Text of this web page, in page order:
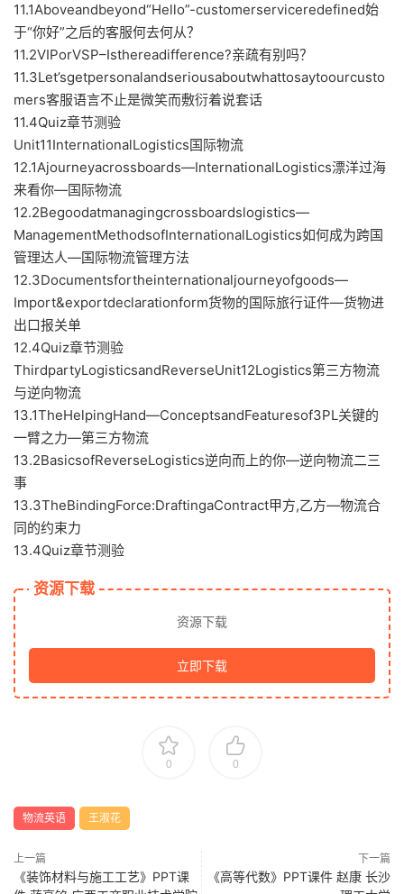
11.1Aboveandbeyond“Hello”-customerserviceredefined始
于“你好”之后的客服何去何从？
11.2VIPorVSP–Isthereadifference?亲疏有别吗？
11.3Let’sgetpersonalandseriousaboutwhattosaytoourcusto
mers客服语言不止是微笑而敷衍着说套话
11.4Quiz章节测验
Unit11InternationalLogistics国际物流
12.1Ajourneyacrossboards—InternationalLogistics漂洋过海
来看你—国际物流
12.2Begoodatmanagingcrossboardslogistics—
ManagementMethodsofInternationalLogistics如何成为跨国
管理达人—国际物流管理方法
12.3Documentsfortheinternationaljourneyofgoods—
Import&exportdeclarationform货物的国际旅行证件—货物进
出口报关单
12.4Quiz章节测验
ThirdpartyLogisticsandReverseUnit12Logistics第三方物流
与逆向物流
13.1TheHelpingHand—ConceptsandFeaturesof3PL关键的
一臂之力—第三方物流
13.2BasicsofReverseLogistics逆向而上的你—逆向物流二三
事
13.3TheBindingForce:DraftingaContract甲方,乙方—物流合
同的约束力
13.4Quiz章节测验
资源下载
资源下载
立即下载
0 0
物流英语 王淑花
上一篇
《装饰材料与施工工艺》PPT课
下一篇
《高等代数》PPT课件 赵康 长沙